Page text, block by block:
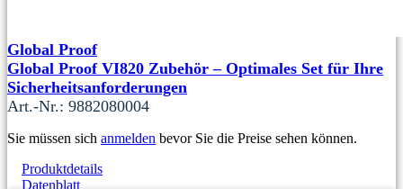
Global Proof
Global Proof VI820 Zubehör – Optimales Set für Ihre
Sicherheitsanforderungen
Art.-Nr.: 9882080004
Sie müssen sich anmelden bevor Sie die Preise sehen können.
Produktdetails
Datenblatt